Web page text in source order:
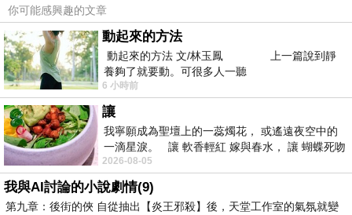
你可能感興趣的文章
動起來的方法
動起來的方法 文/林玉鳳 上一篇說到靜
養夠了就要動。可很多人一聽
6 小時前
讓
我寧願成為聖壇上的一蕊燭花， 或遙遠夜空中的
一滴星淚。 讓 軟香輕紅 嫁與春水， 讓 蝴蝶死吻
夏日最後一瓣玫瑰， 讓
2026-08-05
我與AI討論的小說劇情(9)
第九章：後街的俠 自從抽出【炎王邪殺】後，天堂工作室的氣氛就變